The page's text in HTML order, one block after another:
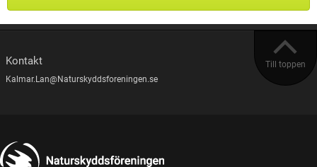
Till toppen
Kontakt
Kalmar.Lan@Naturskyddsforeningen.se